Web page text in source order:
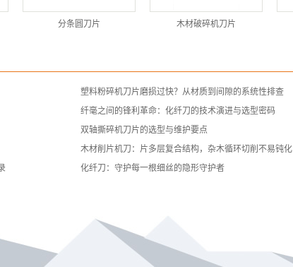
分条圆刀片 木材破碎机刀片
塑料粉碎机刀片磨损过快？从材质到间隙的系统性排查
纤毫之间的锋利革命：化纤刀的技术演进与选型密码
双轴撕碎机刀片的选型与维护要点
木材削片机刀：片多层复合结构，杂木循环切削不易钝化
化纤刀：守护每一根细丝的隐形守护者